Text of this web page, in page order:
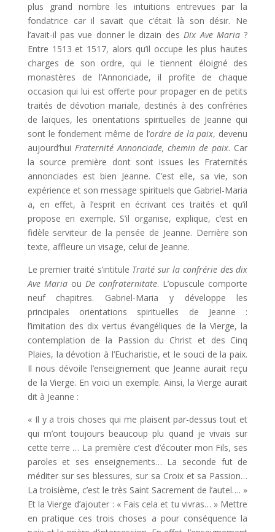
plus grand nombre les intuitions entrevues par la
fondatrice car il savait que c’était là son désir. Ne
l’avait-il pas vue donner le dizain desDix Ave Maria?
Entre 1513 et 1517, alors qu’il occupe les plus hautes
charges de son ordre, qui le tiennent éloigné des
monastères de l’Annonciade, il profite de chaque
occasion qui lui est offerte pour propager en de petits
traités de dévotion mariale, destinés à des confréries
de laïques, les orientations spirituelles de Jeanne qui
sont le fondement même de l’ordre de la paix, devenu
aujourd’hui Fraternité Annonciade, chemin de paix. Car
la source première dont sont issues les Fraternités
annonciades est bien Jeanne. C’est elle, sa vie, son
expérience et son message spirituels que Gabriel-Maria
a, en effet, à l’esprit en écrivant ces traités et qu’il
propose en exemple. S’il organise, explique, c’est en
fidèle serviteur de la pensée de Jeanne. Derrière son
texte, affleure un visage, celui de Jeanne.
Le premier traité s’intitule Traité sur la confrérie des dix
Ave MariaouDe confraternitate. L’opuscule comporte
neuf chapitres. Gabriel-Maria y développe les
principales orientations spirituelles de Jeanne :
l’imitation des dix vertus évangéliques de la Vierge, la
contemplation de la Passion du Christ et des Cinq
Plaies, la dévotion à l’Eucharistie, et le souci de la paix.
Il nous dévoile l’enseignement que Jeanne aurait reçu
de la Vierge. En voici un exemple. Ainsi, la Vierge aurait
dit à Jeanne :
« Il y a trois choses qui me plaisent par-dessus tout et
qui m’ont toujours beaucoup plu quand je vivais sur
cette terre … La première c’est d’écouter mon Fils, ses
paroles et ses enseignements… La seconde fut de
méditer sur ses blessures, sur sa Croix et sa Passion…
La troisième, c’est le très Saint Sacrement de l’autel…. »
Et la Vierge d’ajouter : « Fais cela et tu vivras… » Mettre
en pratique ces trois choses a pour conséquence la